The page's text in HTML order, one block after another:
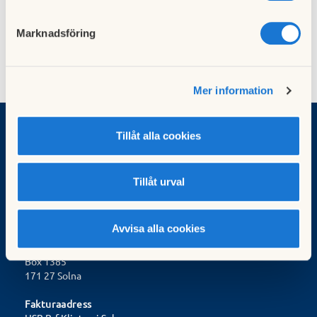
Marknadsföring
Mer information
Tillåt alla cookies
Tillåt urval
Avvisa alla cookies
infobrfklinten3@gmail.com
Råsundavägen 160 och 162
Org.nr 715200-0787
HSB Stockholm
Box 1385
171 27 Solna
Fakturaadress